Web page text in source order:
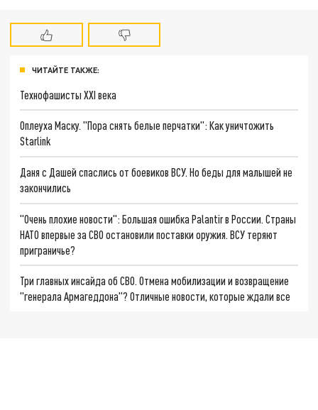
ЧИТАЙТЕ ТАКЖЕ:
Технофашисты XXI века
Оплеуха Маску. "Пора снять белые перчатки": Как уничтожить
Starlink
Даня с Дашей спаслись от боевиков ВСУ. Но беды для малышей не
закончились
"Очень плохие новости": Большая ошибка Palantir в России. Страны
НАТО впервые за СВО остановили поставки оружия. ВСУ теряют
приграничье?
Три главных инсайда об СВО. Отмена мобилизации и возвращение
"генерала Армагеддона"? Отличные новости, которые ждали все